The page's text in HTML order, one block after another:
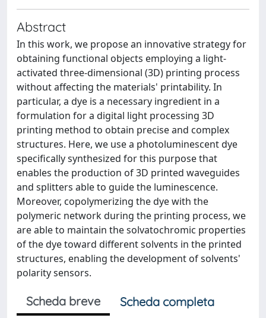
Abstract
In this work, we propose an innovative strategy for
obtaining functional objects employing a light-
activated three-dimensional (3D) printing process
without affecting the materials' printability. In
particular, a dye is a necessary ingredient in a
formulation for a digital light processing 3D
printing method to obtain precise and complex
structures. Here, we use a photoluminescent dye
specifically synthesized for this purpose that
enables the production of 3D printed waveguides
and splitters able to guide the luminescence.
Moreover, copolymerizing the dye with the
polymeric network during the printing process, we
are able to maintain the solvatochromic properties
of the dye toward different solvents in the printed
structures, enabling the development of solvents'
polarity sensors.
Scheda breve
Scheda completa